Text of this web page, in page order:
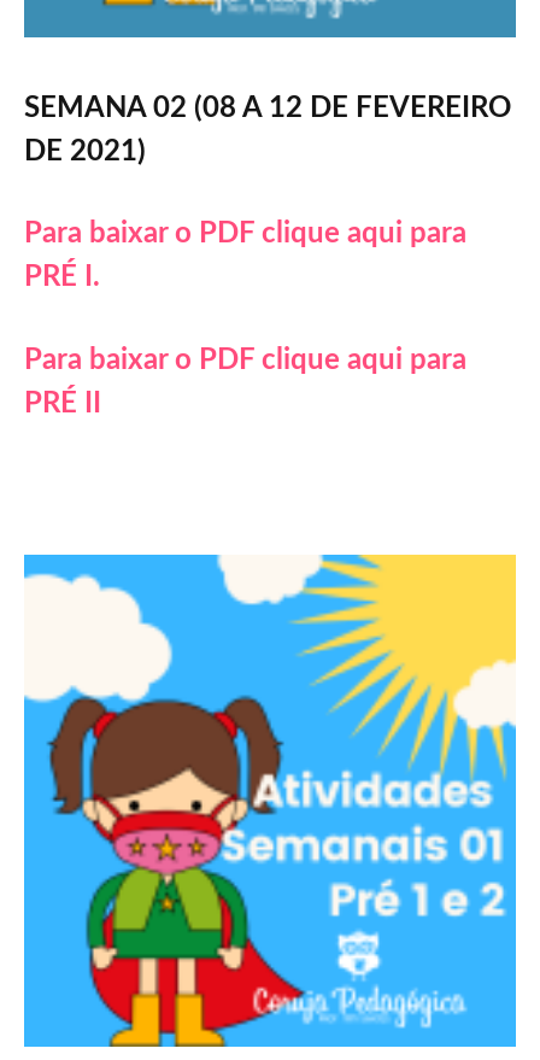
SEMANA 02 (08 A 12 DE FEVEREIRO
DE 2021)
Para baixar o PDF clique aqui para
PRÉ I.
Para baixar o PDF clique aqui para
PRÉ II